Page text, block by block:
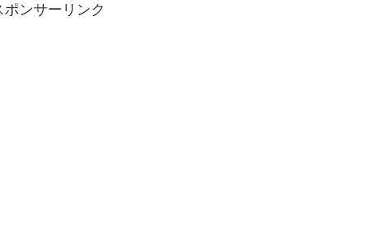
ポンサーリンク